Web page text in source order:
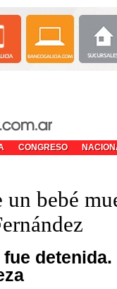
CONGRESO
bebé
detenida.